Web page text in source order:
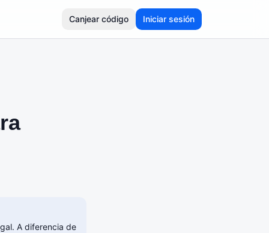
Canjear código Iniciar sesión
A diferencia de